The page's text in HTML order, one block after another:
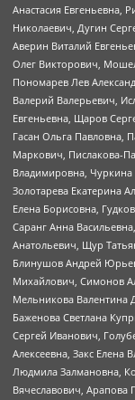
Анастасия Евгеньевна,
Николаевич, Дугин
Аверин Виталий
Олег Викторович,
Пономарев Лев
Валерий Валерьевич,
Евгеньевна, Щаров
Гасан Ольга Павловна,
Маркович, Пислакова-
Владимировна, Чуркина
Золотарева Екатерина
Елена Борисовна,
Саранг Анна
Анатольевич, Щур
Блинушов Андрей
Михайлович, Симонов
Мельникова Валентина
Баженова Светлана
Сергей Иванович,
Алексеевна, Закс Елена
Людмила Залмановна,
Вячеславович,